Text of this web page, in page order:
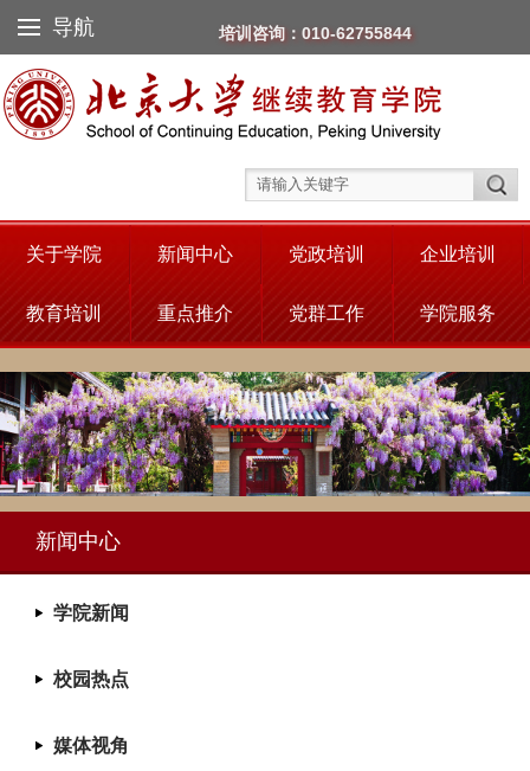
导航 培训咨询：010-62755844
关于学院 新闻中心 党政培训 企业培训
教育培训 重点推介 党群工作 学院服务
新闻中心
学院新闻
校园热点
媒体视角